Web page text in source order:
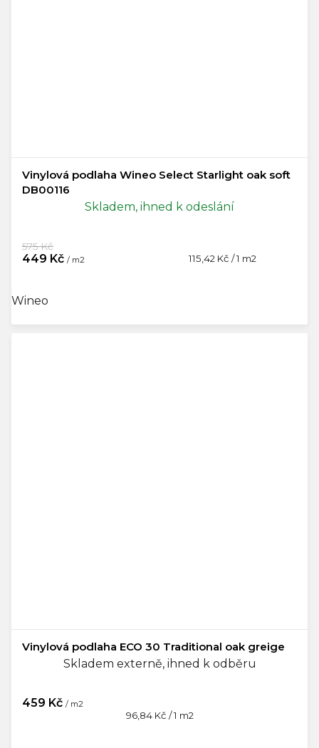
Vinylová podlaha Wineo Select Starlight oak soft
DB00116
Skladem, ihned k odeslání
449 Kč / m2
575 Kč
Měrná
115,42 Kč / 1 m2
Wineo
Vinylová podlaha ECO 30 Traditional oak greige
Skladem externě, ihned k odběru
459 Kč / m2
Měrná
96,84 Kč / 1 m2